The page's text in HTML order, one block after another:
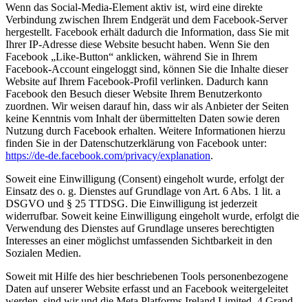
Wenn das Social-Media-Element aktiv ist, wird eine direkte
Verbindung zwischen Ihrem Endgerät und dem Facebook-Server
hergestellt. Facebook erhält dadurch die Information, dass Sie mit
Ihrer IP-Adresse diese Website besucht haben. Wenn Sie den
Facebook „Like-Button“ anklicken, während Sie in Ihrem
Facebook-Account eingeloggt sind, können Sie die Inhalte dieser
Website auf Ihrem Facebook-Profil verlinken. Dadurch kann
Facebook den Besuch dieser Website Ihrem Benutzerkonto
zuordnen. Wir weisen darauf hin, dass wir als Anbieter der Seiten
keine Kenntnis vom Inhalt der übermittelten Daten sowie deren
Nutzung durch Facebook erhalten. Weitere Informationen hierzu
finden Sie in der Datenschutzerklärung von Facebook unter:
https://de-de.facebook.com/privacy/explanation.
Soweit eine Einwilligung (Consent) eingeholt wurde, erfolgt der
Einsatz des o. g. Dienstes auf Grundlage von Art. 6 Abs. 1 lit. a
DSGVO und § 25 TTDSG. Die Einwilligung ist jederzeit
widerrufbar. Soweit keine Einwilligung eingeholt wurde, erfolgt die
Verwendung des Dienstes auf Grundlage unseres berechtigten
Interesses an einer möglichst umfassenden Sichtbarkeit in den
Sozialen Medien.
Soweit mit Hilfe des hier beschriebenen Tools personenbezogene
Daten auf unserer Website erfasst und an Facebook weitergeleitet